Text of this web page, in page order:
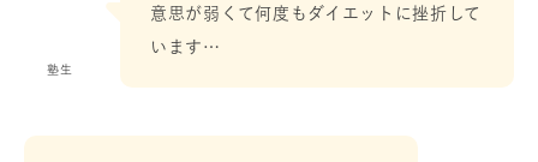
塾生
意思が弱くて何度もダイエットに挫折して
います…